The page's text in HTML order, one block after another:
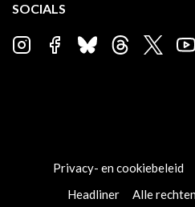
SOCIALS
Privacy- en cookiebeleid
Headliner
Alle